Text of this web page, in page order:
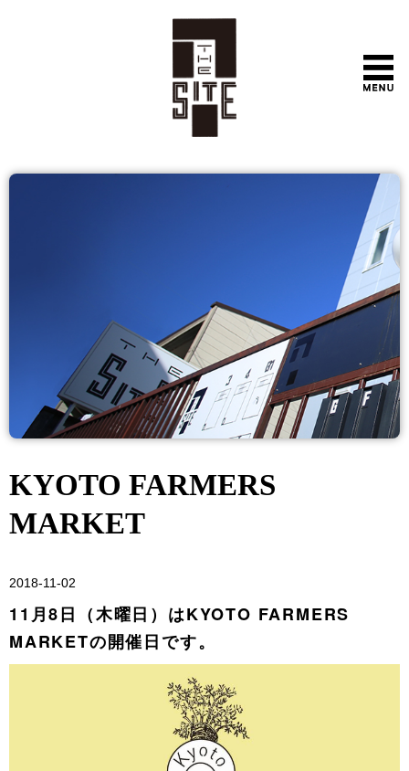
KYOTO FARMERS
MARKET
2018-11-02
11月8日（木曜日）はKYOTO FARMERS
MARKETの開催日です。